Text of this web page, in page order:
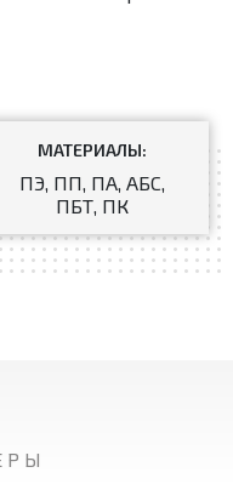
МАТЕРИАЛЫ:
ПЭ, ПП, ПА, АБС,
ПБТ, ПК